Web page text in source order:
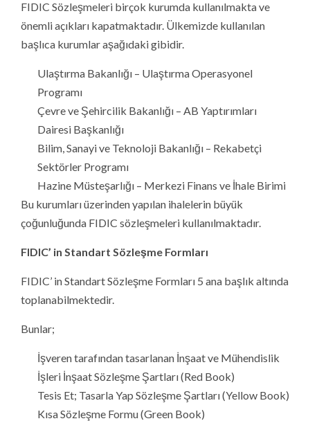
FIDIC Sözleşmeleri birçok kurumda kullanılmakta ve
önemli açıkları kapatmaktadır. Ülkemizde kullanılan
başlıca kurumlar aşağıdaki gibidir.
Ulaştırma Bakanlığı – Ulaştırma Operasyonel
Programı
Çevre ve Şehircilik Bakanlığı – AB Yaptırımları
Dairesi Başkanlığı
Bilim, Sanayi ve Teknoloji Bakanlığı – Rekabetçi
Sektörler Programı
Hazine Müsteşarlığı – Merkezi Finans ve İhale Birimi
Bu kurumları üzerinden yapılan ihalelerin büyük
çoğunluğunda FIDIC sözleşmeleri kullanılmaktadır.
FIDIC’ in Standart Sözleşme Formları
FIDIC’ in Standart Sözleşme Formları 5 ana başlık altında
toplanabilmektedir.
Bunlar;
İşveren tarafından tasarlanan İnşaat ve Mühendislik
İşleri İnşaat Sözleşme Şartları (Red Book)
Tesis Et; Tasarla Yap Sözleşme Şartları (Yellow Book)
Kısa Sözleşme Formu (Green Book)